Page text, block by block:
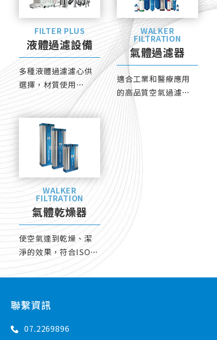
FILTER PLUS
液體過濾設備
多種液體過濾濾心供
選擇，材質使用
PTFE、PVDF等。
WALKER
FILTRATION
氣體過濾器
適合工業和醫療應用
的高品質空氣過濾
器，各式工業用途中
皆可靈活運用。
WALKER
FILTRATION
氣體乾燥器
使空氣達到乾燥、潔
淨的效果，符合ISO標
準規定之純度等級。
聯繫資訊
07.2269896